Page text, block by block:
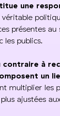
une
véritable
présentes
publics.
contraire à
un
multiplier les
ajustées